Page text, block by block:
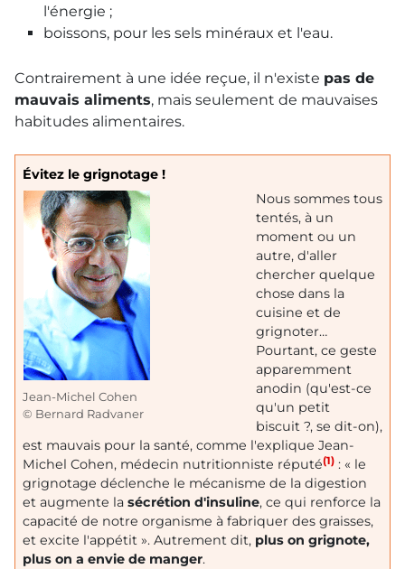
l'énergie ;
boissons, pour les sels minéraux et l'eau.
Contrairement à une idée reçue, il n'existe pas de
mauvais aliments, mais seulement de mauvaises
habitudes alimentaires.
Évitez le grignotage !
Jean-Michel Cohen
© Bernard Radvaner
Nous sommes tous
tentés, à un
moment ou un
autre, d'aller
chercher quelque
chose dans la
cuisine et de
grignoter…
Pourtant, ce geste
apparemment
anodin (qu'est-ce
qu'un petit
biscuit ?, se dit-on),
est mauvais pour la santé, comme l'explique Jean-
Michel Cohen, médecin nutritionniste réputé(1) : « le
grignotage déclenche le mécanisme de la digestion
et augmente la sécrétion d'insuline, ce qui renforce la
capacité de notre organisme à fabriquer des graisses,
et excite l'appétit ». Autrement dit, plus on grignote,
plus on a envie de manger.